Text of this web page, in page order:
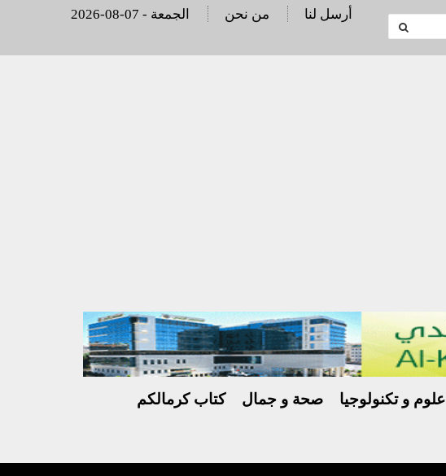
2026-08-07 - الجمعة من نحن أرسل لنا
علوم و تكنولوجيا صحة و جمال كتاب كرمالكم